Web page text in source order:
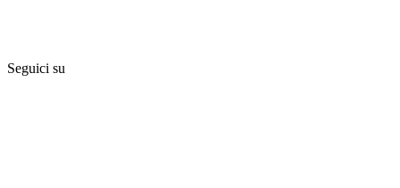
Seguici su